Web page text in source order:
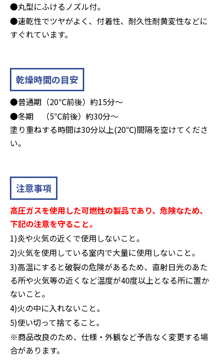
●丸型にふけるノズル付。
●速乾性でツヤがよく、付着性、耐久性耐黄変性などに
すぐれています。
乾燥時間の目安
●普通期（20℃前後）約15分～
●冬期 （5℃前後）約30分～
塗り重ねする時間は30分以上(20℃)間隔を空けてくださ
い。
注意事項
高圧ガスを使用した可燃性の製品であり、危険なため、
下記の注意を守ること。
1)炎や火気の近くで使用しないこと。
2)火気を使用している室内で大量に使用しないこと。
3)高温にすると破裂の危険があるため、直射日光のあた
る所や火気等の近くなど温度が40度以上となる所に置か
ないこと。
4)火の中に入れないこと。
5)使い切って捨てること。
※商品改良のため、仕様・外観など予告なく変更する場
合があります。